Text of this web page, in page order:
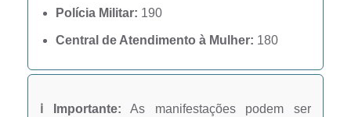
Polícia Militar: 190
Central de Atendimento à Mulher: 180
ℹ️ Importante: As manifestações podem ser